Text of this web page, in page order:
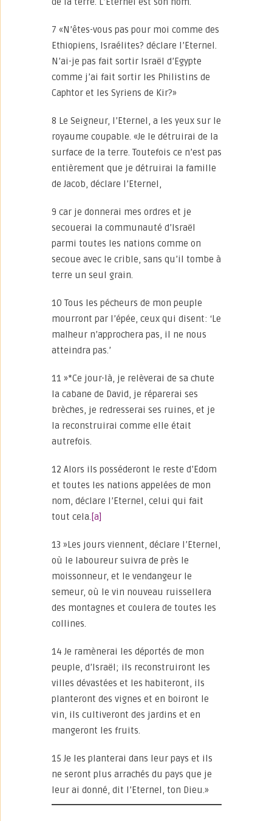
7 «N’êtes-vous pas pour moi comme des
Ethiopiens, Israélites? déclare l’Eternel.
N’ai-je pas fait sortir Israël d’Egypte
comme j’ai fait sortir les Philistins de
Caphtor et les Syriens de Kir?»
8 Le Seigneur, l’Eternel, a les yeux sur le
royaume coupable. «Je le détruirai de la
surface de la terre. Toutefois ce n’est pas
entièrement que je détruirai la famille
de Jacob, déclare l’Eternel,
9 car je donnerai mes ordres et je
secouerai la communauté d’Israël
parmi toutes les nations comme on
secoue avec le crible, sans qu’il tombe à
terre un seul grain.
10 Tous les pécheurs de mon peuple
mourront par l’épée, ceux qui disent: ‘Le
malheur n’approchera pas, il ne nous
atteindra pas.’
11 »*Ce jour-là, je relèverai de sa chute
la cabane de David, je réparerai ses
brèches, je redresserai ses ruines, et je
la reconstruirai comme elle était
autrefois.
12 Alors ils posséderont le reste d’Edom
et toutes les nations appelées de mon
nom, déclare l’Eternel, celui qui fait
tout cela. [a]
13 »Les jours viennent, déclare l’Eternel,
où le laboureur suivra de près le
moissonneur, et le vendangeur le
semeur, où le vin nouveau ruissellera
des montagnes et coulera de toutes les
collines.
14 Je ramènerai les déportés de mon
peuple, d’Israël; ils reconstruiront les
villes dévastées et les habiteront, ils
planteront des vignes et en boiront le
vin, ils cultiveront des jardins et en
mangeront les fruits.
15 Je les planterai dans leur pays et ils
ne seront plus arrachés du pays que je
leur ai donné, dit l’Eternel, ton Dieu.»